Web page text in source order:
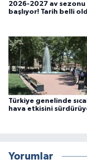
2026-2027 av sezonu
başlıyor! Tarih belli
Türkiye genelinde
hava etkisini
Yorumlar